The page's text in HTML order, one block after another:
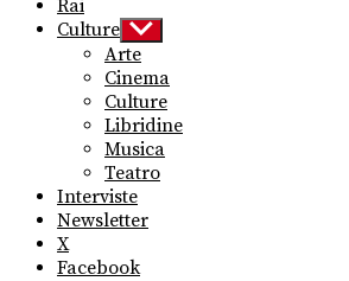
Rai
Culture Show
sub
menu
Arte
Cinema
Culture
Libridine
Musica
Teatro
Interviste
Newsletter
X
Facebook